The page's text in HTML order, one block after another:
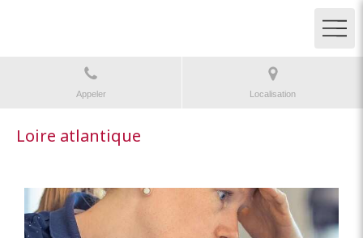
Appeler Localisation
Loire atlantique